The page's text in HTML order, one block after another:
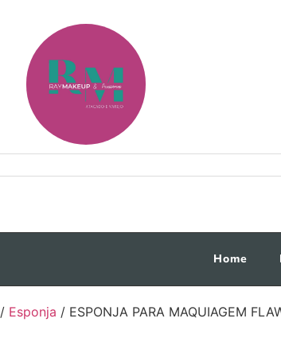
Home
/ Esponja / ESPONJA PARA MAQUIAGEM